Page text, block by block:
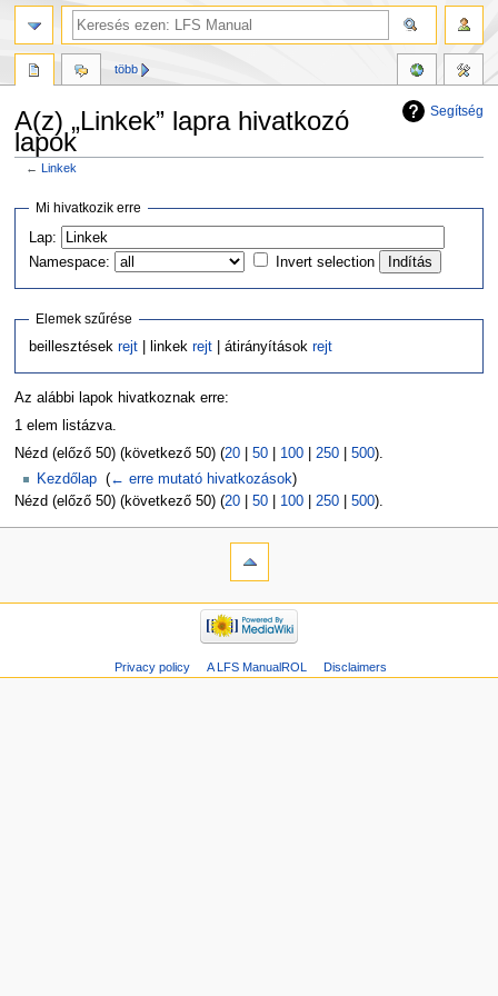
Segítség
A(z) „Linkek” lapra hivatkozó
lapok
←Linkek
Ugrás
navigációhoz
Ugrás
kereséshez
Mi hivatkozik erre
Lap:
Namespace:
Invert selection
Elemek szűrése
beillesztésekrejt | linkekrejt | átirányításokrejt
Az alábbi lapok hivatkoznak erre:
1 elem listázva.
Nézd (előző 50) (következő 50) (20| 50| 100| 250| 500).
Kezdőlap (← erre mutató hivatkozások)
Nézd (előző 50) (következő 50) (20| 50| 100| 250| 500).
több
Privacy policy A LFS ManualROL Disclaimers